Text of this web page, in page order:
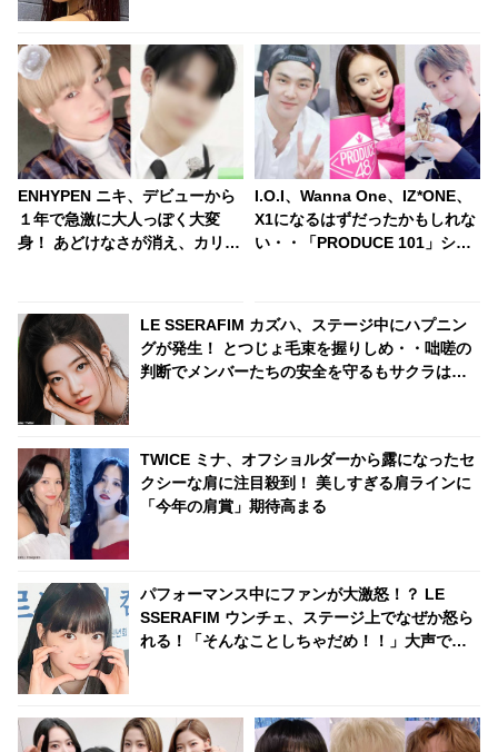
ENHYPEN ニキ、デビューから
１年で急激に大人っぽく大変
身！ あどけなさが消え、カリス
I.O.I、Wanna One、IZ*ONE、
X1になるはずだったかもしれな
い・・「PRODUCE 101」シリ
LE SSERAFIM カズハ、ステージ中にハプニン
グが発生！ とつじょ毛束を握りしめ・・咄嗟の
判断でメンバーたちの安全を守るもサクラは爆
TWICE ミナ、オフショルダーから露になったセ
クシーな肩に注目殺到！ 美しすぎる肩ラインに
「今年の肩賞」期待高まる
パフォーマンス中にファンが大激怒！？ LE
SSERAFIM ウンチェ、ステージ上でなぜか怒ら
れる！「そんなことしちゃだめ！！」大声で叫